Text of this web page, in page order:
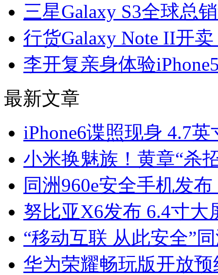
三星Galaxy S3全球总
行货Galaxy Note II开
李开复亲身体验
最新文章
iPhone6谍照现身 4.7
小米换魅族！黄章“杀
同洲960e安全手机发
努比亚X6发布 6.4寸大
“移动互联 从此安全”
华为荣耀畅玩版开放